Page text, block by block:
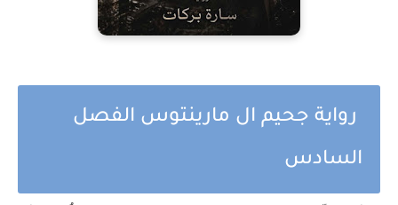
رواية جحيم ال مارينتوس الفصل
السادس